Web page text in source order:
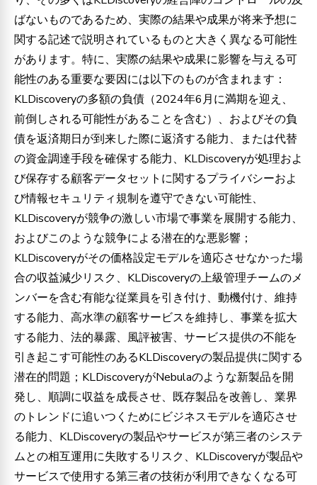
ばないものであるため、実際の結果や成果が将来予想に
関する記述で説明されているものと大きく異なる可能性
があります。特に、実際の結果や成果に影響を与える可
能性のある重要な要因には以下のものが含まれます：
KLDiscoveryの多額の負債（2024年6月に満期を迎え、
前倒しされる可能性があることを含む）、およびその負
債を返済期日が到来した際に返済する能力、または代替
の資金調達手段を確保する能力、KLDiscoveryが処理およ
び保存する顧客データセットに関するプライバシーおよ
び情報セキュリティ規制を遵守できない可能性、
KLDiscoveryが競争の激しい市場で事業を展開する能力、
およびこのような競争による潜在的な悪影響；
KLDiscoveryがその価格設定モデルを適応させなかった場
合の収益減少リスク、KLDiscoveryの上級管理チームのメ
ンバーを含む有能な従業員を引き付け、動機付け、維持
する能力、高水準の顧客サービスを維持し、事業を拡大
する能力、法的暴露、風評被害、サービス提供の不能を
引き起こす可能性のあるKLDiscoveryの製品提供に関する
潜在的問題；KLDiscoveryがNebulaのような新製品を開
発し、順調に収益を成長させ、既存製品を改善し、業界
のトレンドに追いつくためにビジネスモデルを適応させ
る能力、KLDiscoveryの製品やサービスが第三者のシステ
ムとの相互運用に失敗するリスク、KLDiscoveryが製品や
サービスで使用する第三者の技術が利用できなくなる可